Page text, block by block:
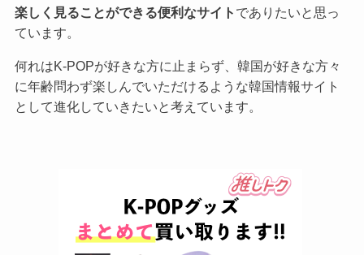
楽しく見ることができる便利なサイト でありたいと思っ
ています。
何れはK-POPが好きな方に止まらず、韓国が好きな方々
に年齢問わず楽しんでいただけるような韓国情報サイト
として進化していきたいと考えています。